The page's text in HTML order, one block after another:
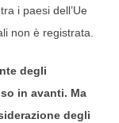
i paesi dell’Ue
non è registrata.
degli
in avanti. Ma
degli